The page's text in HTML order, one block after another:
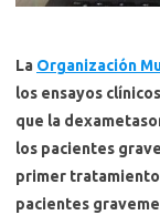
La Organización
los ensayos
que la
los pacientes
primer
pacientes